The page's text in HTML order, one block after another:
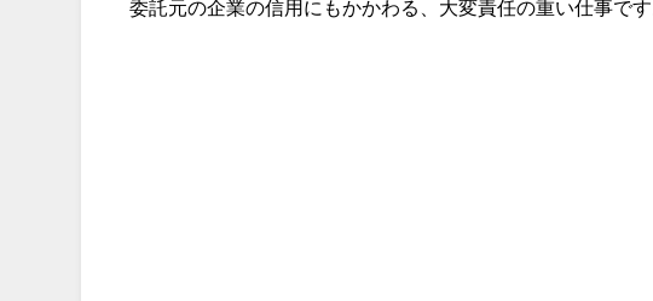
委託元の企業の信用にもかかわる、大変責任の重い仕事です